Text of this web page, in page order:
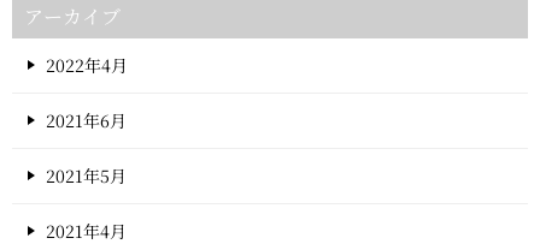
アーカイブ
2022年4月
2021年6月
2021年5月
2021年4月